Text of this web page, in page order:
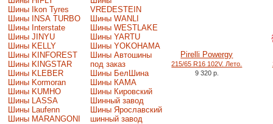
Шины Ikon Tyres
Шины INSA TURBO
Шины Interstate
Шины JINYU
Шины KELLY
Шины KINFOREST
Шины KINGSTAR
Шины KLEBER
Шины Kormoran
Шины KUMHO
Шины LASSA
Шины Laufenn
Шины MARANGONI
VREDESTEIN
Шины WANLI
Шины WESTLAKE
Шины YARTU
Шины YOKOHAMA
Шины Автошины
под заказ
Шины БелШина
Шины КАМА
Шины Кировский
Шинный завод
Шины Ярославский
шинный завод
Pirelli Powergy
215/65 R16 102V. Лето.
9 320 р.